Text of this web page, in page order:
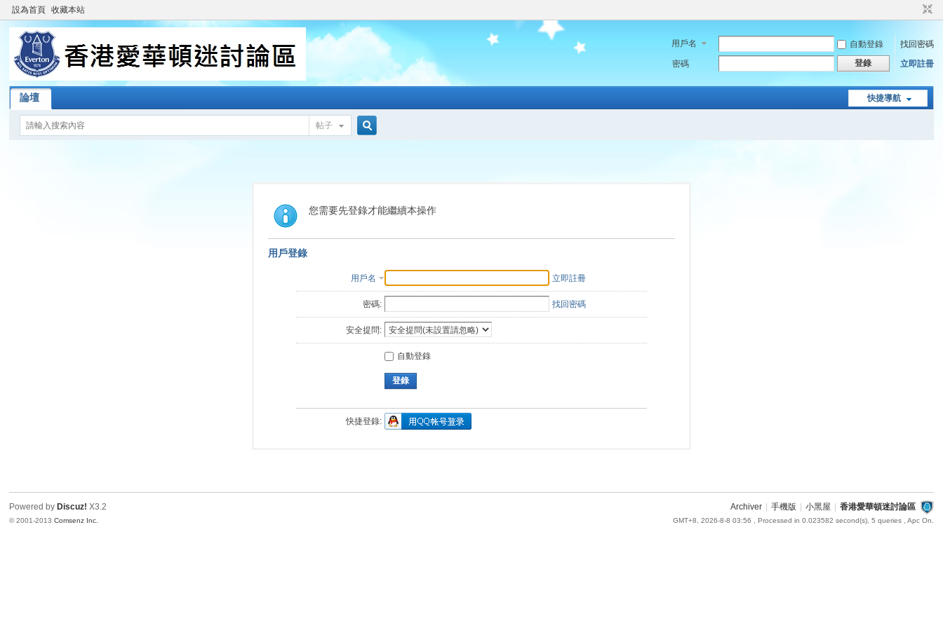
設為首頁 收藏本站
用戶名 自動登錄
找回密碼
密碼
登錄 立即註冊
快捷導航
論壇
帖子
索
您需要先登錄才能繼續本操作
用戶登錄
用戶名 立即註冊
密碼: 找回密碼
安全提問:
自動登錄
登錄
快捷登錄:
Archiver 手機版 小黑屋 香港愛華頓迷討論區
GMT+8, 2026-8-8 03:56 , Processed in 0.023582 second(s), 5 queries , Apc On.
Powered by Discuz! X3.2
© 2001-2013Comsenz Inc.